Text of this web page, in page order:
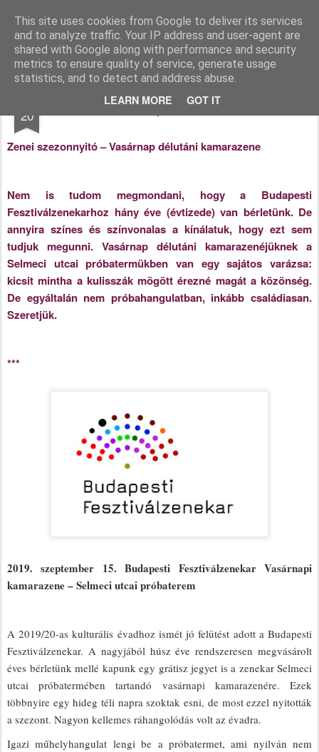
This site uses cookies from Google to deliver its services
and to analyze traffic. Your IP address and user-agent are
shared with Google along with performance and security
metrics to ensure quality of service, generate usage
statistics, and to detect and address abuse.
LEARN MORE GOT IT
Katakritika Dr. Molnár Katalin blogja
Főoldal
20 Vasárnapi kamarazene
Zenei szezonnyitó – Vasárnap délutáni kamarazene
Nem is tudom megmondani, hogy a Budapesti
Fesztiválzenekarhoz hány éve (évtizede) van bérletünk. De
annyira színes és színvonalas a kínálatuk, hogy ezt sem
tudjuk megunni. Vasárnap délutáni kamarazenéjüknek a
Selmeci utcai próbatermükben van egy sajátos varázsa:
kicsit mintha a kulisszák mögött érezné magát a közönség.
De egyáltalán nem próbahangulatban, inkább családiasan.
Szeretjük.
***
2019. szeptember 15. Budapesti Fesztiválzenekar Vasárnapi
kamarazene – Selmeci utcai próbaterem
A 2019/20-as kulturális évadhoz ismét jó felütést adott a Budapesti
Fesztiválzenekar. A nagyjából húsz éve rendszeresen megvásárolt
éves bérletünk mellé kapunk egy grátisz jegyet is a zenekar Selmeci
utcai próbatermében tartandó vasárnapi kamarazenére. Ezek
többnyire egy hideg téli napra szoktak esni, de most ezzel nyitották
a szezont. Nagyon kellemes ráhangolódás volt az évadra.
Igazi műhelyhangulat lengi be a próbatermet, ami nyilván nem